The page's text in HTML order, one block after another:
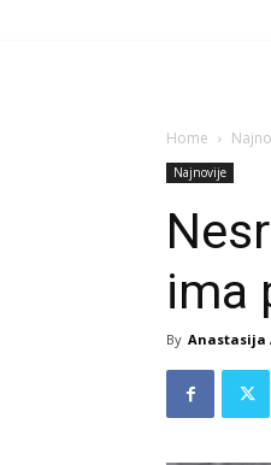
Home
Najnovije
ima
By Anastasija